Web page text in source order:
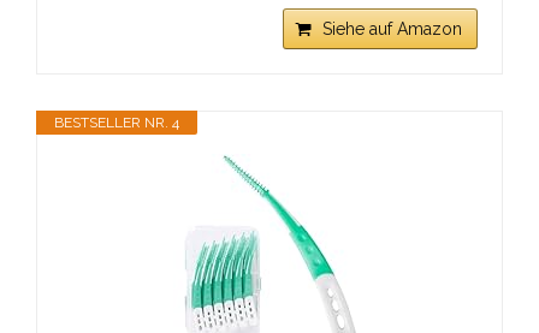
Siehe auf Amazon
BESTSELLER NR. 4